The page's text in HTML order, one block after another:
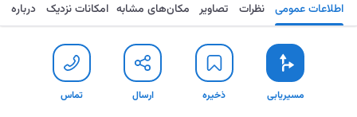
مسیریابی ذخیره ارسال تماس اطلاعات عمومی نظرات تصاویر مکان‌های مشابه امکانات نزدیک درباره
مسیریابی ذخیره ارسال تماس